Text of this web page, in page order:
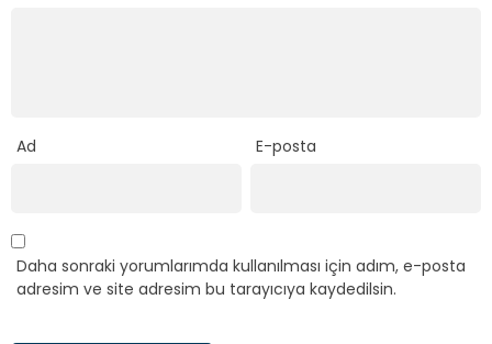
Ad E-posta
Daha sonraki yorumlarımda kullanılması için adım, e-posta
adresim ve site adresim bu tarayıcıya kaydedilsin.